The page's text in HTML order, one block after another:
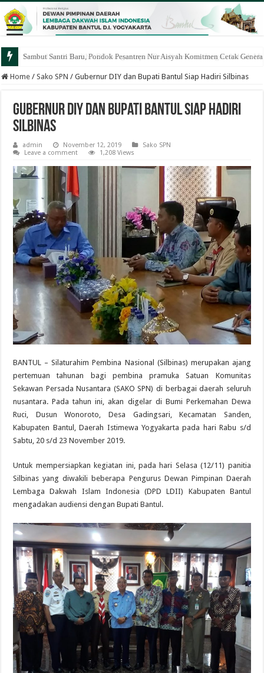
Sambut Santri Baru, Pondok Pesantren Nur Aisyah Komitmen Cetak
Home / Sako SPN / Gubernur DIY dan Bupati Bantul Siap Hadiri Silbinas
Gubernur DIY dan Bupati Bantul Siap Hadiri
Silbinas
admin November 12, 2019
Sako SPN
Leave a comment
1,208 Views
BANTUL – Silaturahim Pembina Nasional (Silbinas) merupakan ajang
pertemuan tahunan bagi pembina pramuka Satuan Komunitas
Sekawan Persada Nusantara (SAKO SPN) di berbagai daerah seluruh
nusantara. Pada tahun ini, akan digelar di Bumi Perkemahan Dewa
Ruci, Dusun Wonoroto, Desa Gadingsari, Kecamatan Sanden,
Kabupaten Bantul, Daerah Istimewa Yogyakarta pada hari Rabu s/d
Sabtu, 20 s/d 23 November 2019.
Untuk mempersiapkan kegiatan ini, pada hari Selasa (12/11) panitia
Silbinas yang diwakili beberapa Pengurus Dewan Pimpinan Daerah
Lembaga Dakwah Islam Indonesia (DPD LDII) Kabupaten Bantul
mengadakan audiensi dengan Bupati Bantul.